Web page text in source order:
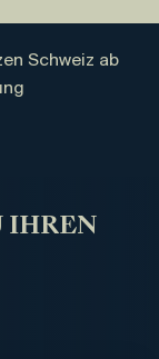
Schweiz ab
IHREN